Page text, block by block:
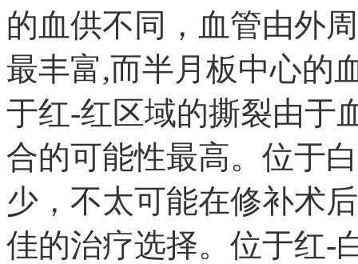
的血供不同，血管由外
最丰富,而半月板中心的
于红-红区域的撕裂由于
合的可能性最高。位于
少，不太可能在修补术
佳的治疗选择。位于红-